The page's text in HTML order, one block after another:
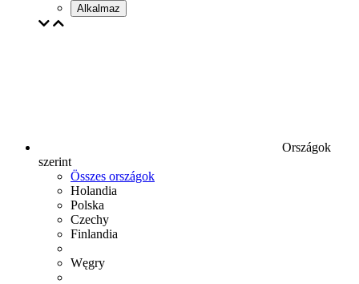
Alkalmaz
Országok
szerint
Összes országok
Holandia
Polska
Czechy
Finlandia
Węgry